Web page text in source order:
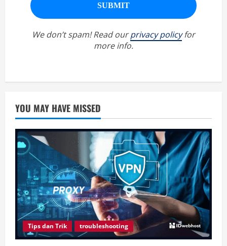
We don’t spam! Read ourprivacy policyfor
more info.
YOU MAY HAVE MISSED
Tips dan Trik troubleshooting